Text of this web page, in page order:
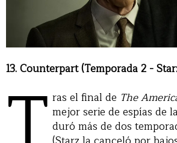
13. Counterpart (Temporada 2 -
ras el final de The
mejor serie de espías de
duró más de dos